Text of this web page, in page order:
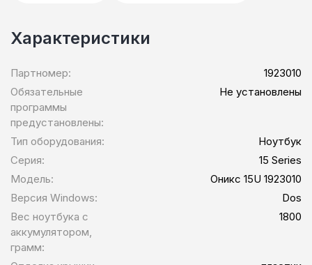
Характеристики
Партномер:
1923010
Обязательные
программы
предустановлены:
Не установлены
Тип оборудования:
Ноутбук
Серия:
15 Series
Модель:
Оникс 15U 1923010
Версия Windows:
Dos
Вес ноутбука с
аккумулятором,
грамм:
1800